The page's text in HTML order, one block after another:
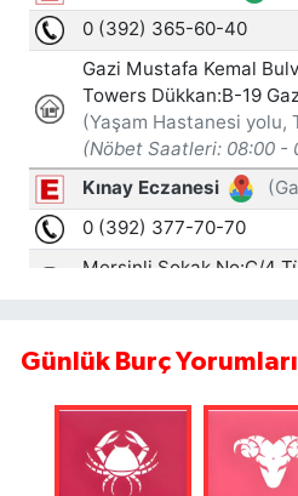
Günlük Burç Yorumları